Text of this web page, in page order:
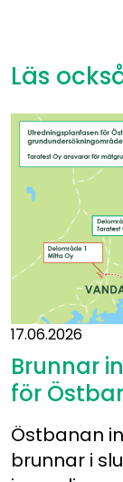
Läs
17.06.2026
Brunnar
för
Östbanan
brunnar i